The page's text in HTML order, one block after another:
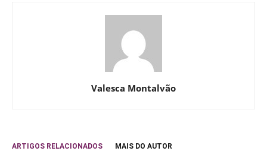
Valesca Montalvão
ARTIGOS RELACIONADOS MAIS DO AUTOR